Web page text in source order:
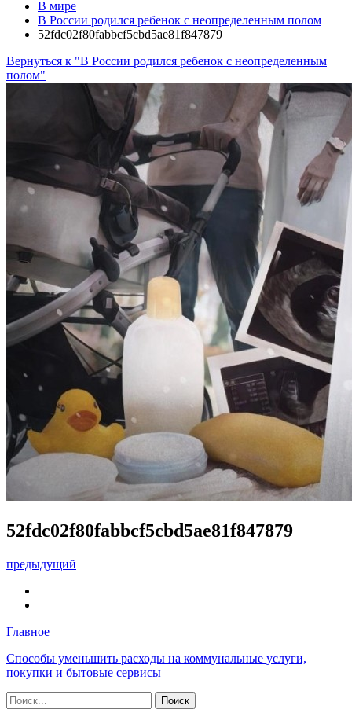
В мире
В России родился ребенок с неопределенным полом
52fdc02f80fabbcf5cbd5ae81f847879
Вернуться к "В России родился ребенок с неопределенным
полом"
52fdc02f80fabbcf5cbd5ae81f847879
предыдущий
Главное
Способы уменьшить расходы на коммунальные услуги,
покупки и бытовые сервисы